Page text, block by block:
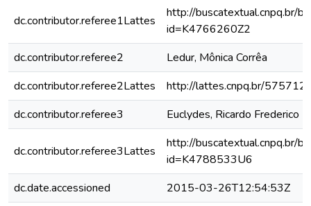
dc.contributor.referee1Lattes
http://buscatextual.cnpq.br/
id=K4766260Z2
dc.contributor.referee2
Ledur, Mônica Corrêa
dc.contributor.referee2Lattes
http://lattes.cnpq.br/
dc.contributor.referee3
Euclydes, Ricardo Frederico
dc.contributor.referee3Lattes
http://buscatextual.cnpq.br/
id=K4788533U6
dc.date.accessioned
2015-03-26T12:54:53Z